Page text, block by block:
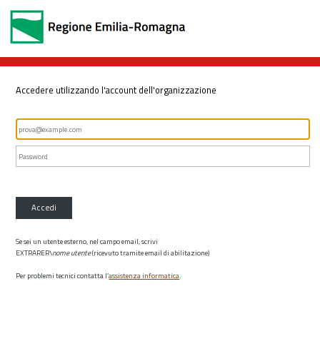
Accedere utilizzando l'account dell'organizzazione
Accedi
Se sei un utente esterno, nel campo email, scrivi
EXTRARER\nome utente(ricevuto tramite email di abilitazione)
Per problemi tecnici contatta l’assistenza informatica.